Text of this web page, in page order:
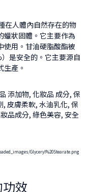
在人體內自然存在的物
蠟狀固體。它主要作為
使用。甘油硬脂酸酯被
是安全的。它主要源自
產。
Glyceryl%20Stearate.png
效